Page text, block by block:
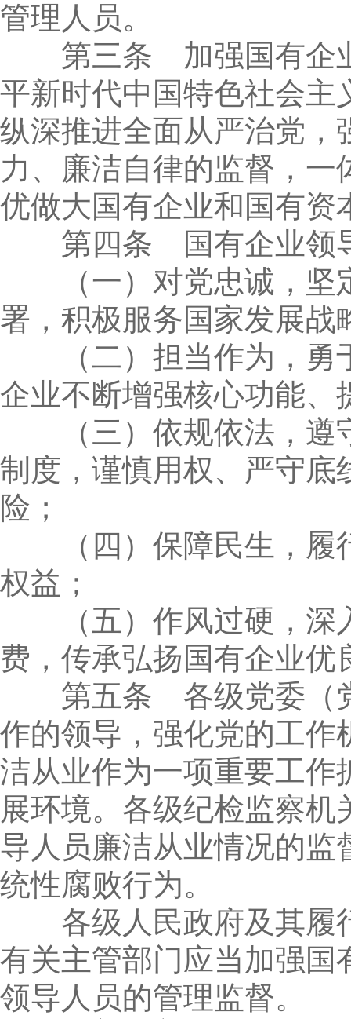
管理人员。
第三条 加强国有企业
平新时代中国特色社会主
纵深推进全面从严治党，
力、廉洁自律的监督，
优做大国有企业和国有资
第四条 国有企业领导
（一）对党忠诚，坚
署，积极服务国家发展战
（二）担当作为，勇
企业不断增强核心功能、
（三）依规依法，遵
制度，谨慎用权、严守底
险；
（四）保障民生，履
权益；
（五）作风过硬，深
费，传承弘扬国有企业优
第五条 各级党委（党
作的领导，强化党的工作
洁从业作为一项重要工作
展环境。各级纪检监察
导人员廉洁从业情况的监
统性腐败行为。
各级人民政府及其履
有关主管部门应当加强国
领导人员的管理监督。